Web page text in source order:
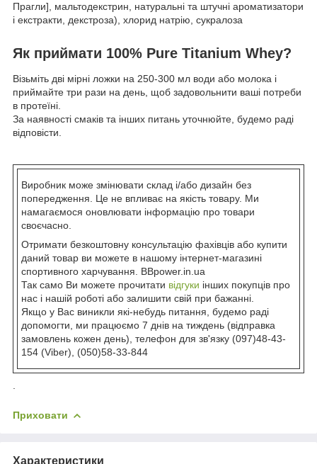
Прагли], мальтодекстрин, натуральні та штучні ароматизатори
і екстракти, декстроза), хлорид натрію, сукралоза
Як приймати 100% Pure Titanium Whey?
Візьміть дві мірні ложки на 250-300 мл води або молока і
приймайте три рази на день, щоб задовольнити ваші потреби
в протеїні.
За наявності смаків та інших питань уточнюйте, будемо раді
відповісти.
Виробник може змінювати склад і/або дизайн без
попередження. Це не впливає на якість товару. Ми
намагаємося оновлювати інформацію про товари
своєчасно.
Отримати безкоштовну консультацію фахівців або купити
даний товар ви можете в нашому інтернет-магазині
спортивного харчування. BBpower.in.ua
Так само Ви можете прочитати відгуки інших покупців про
нас і нашій роботі або залишити свій при бажанні.
Якщо у Вас виникли які-небудь питання, будемо раді
допомогти, ми працюємо 7 днів на тиждень (відправка
замовлень кожен день), телефон для зв'язку (097)48-43-
154 (Viber), (050)58-33-844
Приховати
Характеристики